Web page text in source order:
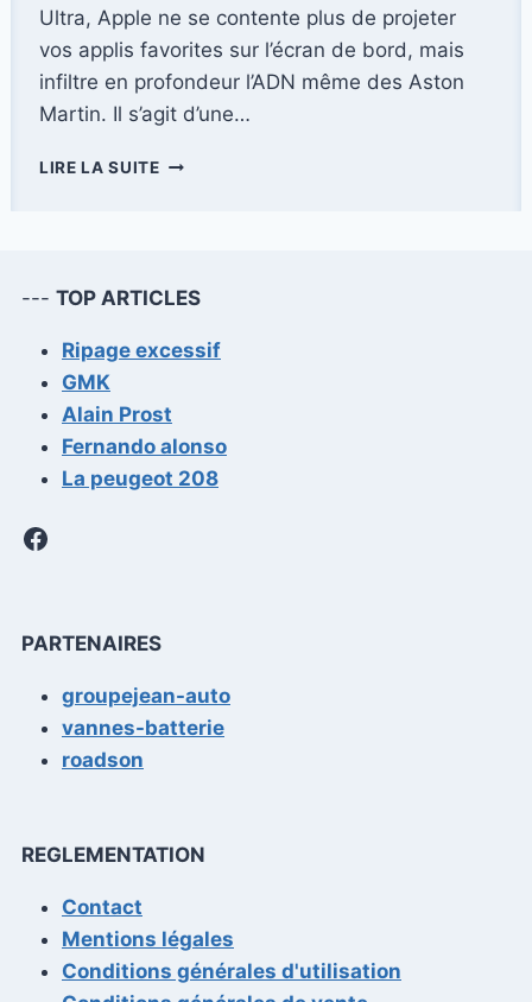
Ultra, Apple ne se contente plus de projeter
vos applis favorites sur l’écran de bord, mais
infiltre en profondeur l’ADN même des Aston
Martin. Il s’agit d’une…
LIRE LA SUITECARPLAY
SON
ÉCOSYSTÈME
L’ESSENCE
D’ASTON
MARTIN
--- TOP ARTICLES
Ripage excessif
GMK
Alain Prost
Fernando alonso
La peugeot 208
Facebook
PARTENAIRES
groupejean-auto
vannes-batterie
roadson
REGLEMENTATION
Contact
Mentions légales
Conditions générales d'utilisation